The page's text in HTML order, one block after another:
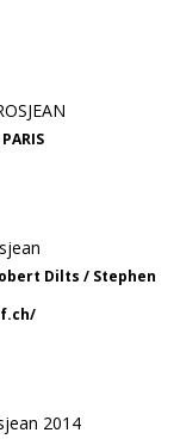
Dilts / Stephen